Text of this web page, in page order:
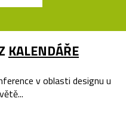
KALENDÁŘE
v oblasti designu u